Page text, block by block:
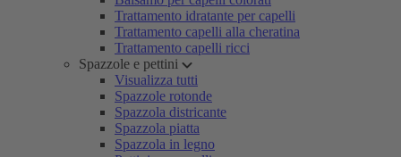
Trattamento idratante per capelli
Trattamento capelli alla cheratina
Trattamento capelli ricci
Spazzole e pettini
Visualizza tutti
Spazzole rotonde
Spazzola districante
Spazzola piatta
Spazzola in legno